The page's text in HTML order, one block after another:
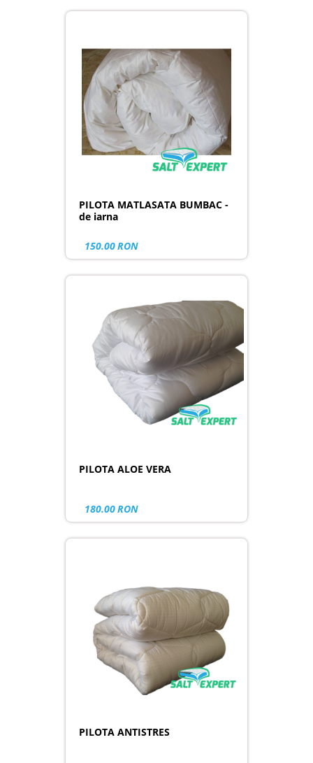
PILOTA MATLASATA BUMBAC -
de iarna
150.00RON
PILOTA ALOE VERA
180.00RON
PILOTA ANTISTRES